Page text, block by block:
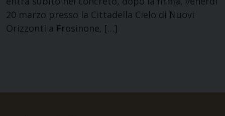
20 marzo presso la Cittadella Cielo di Nuovi
Orizzonti a Frosinone, […]